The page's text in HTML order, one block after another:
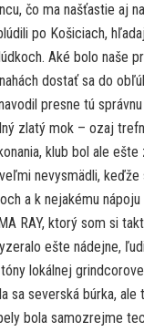
čo ma našťastie aj
po Košiciach,
Aké bolo naše
dostať sa do
presne tú
zlatý mok – ozaj
klub bol ale
nevysmädli,
a k nejakému
RAY, ktorý som si
ešte nádejne,
lokálnej
sa severská búrka,
bola samozrejme